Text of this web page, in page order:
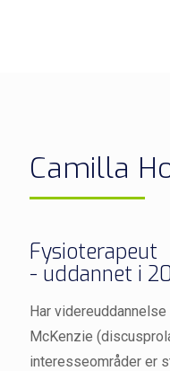
Camilla
Fysioterapeut
- uddannet i
Har
McKenzie
interesseområder er